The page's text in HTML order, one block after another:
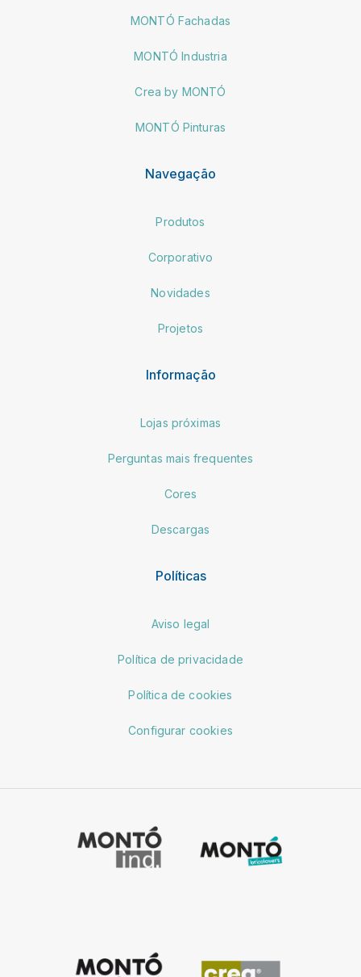
MONTÓ Fachadas
MONTÓ Industria
Crea by MONTÓ
MONTÓ Pinturas
Navegação
Produtos
Corporativo
Novidades
Projetos
Informação
Lojas próximas
Perguntas mais frequentes
Cores
Descargas
Políticas
Aviso legal
Política de privacidade
Política de cookies
Configurar cookies